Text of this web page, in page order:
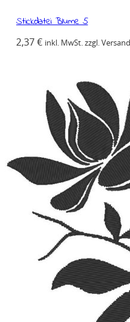
Stickdatei Blume 5
2,37€ inkl. MwSt. zzgl. Versand